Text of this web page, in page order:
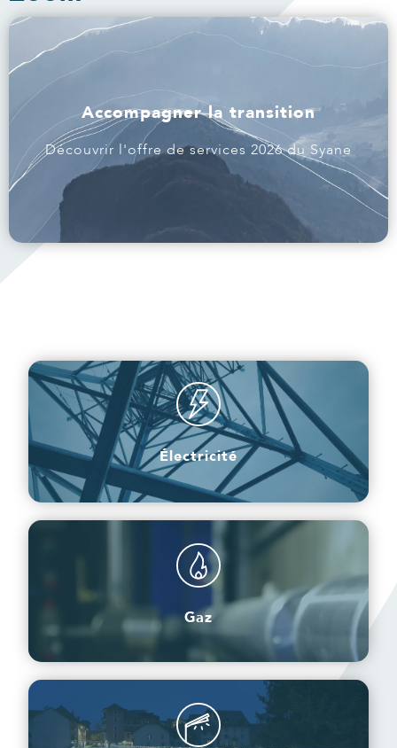
Accompagner la transition
Découvrir l'offre de services 2026 du Syane
Électricité
Électricité
Gaz